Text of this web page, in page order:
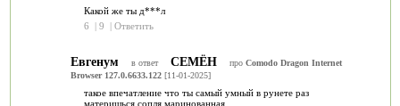
Какой же ты д***л
6
| 9 | Ответить
Евгенум в ответ СЕМЁН про Comodo Dragon Internet
Browser 127.0.6633.122[11-01-2025]
такое впечатление что ты самый умный в рунете раз
материшься сопля маринованная